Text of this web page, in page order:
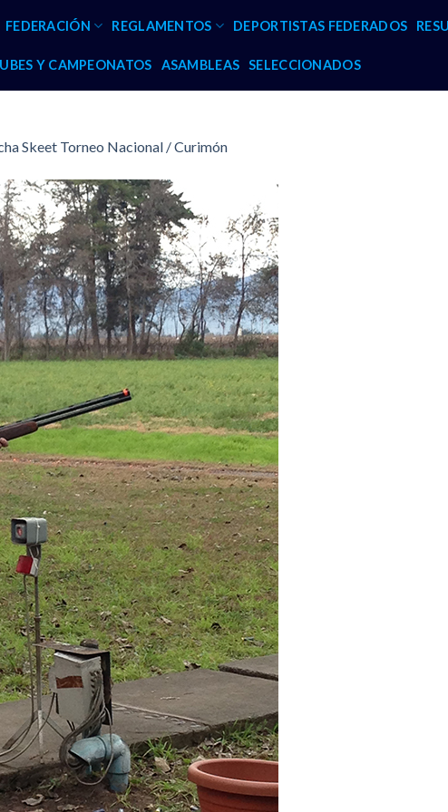
FEDERACIÓN REGLAMENTOS DEPORTISTAS FEDERADOS
Y CAMPEONATOS ASAMBLEAS SELECCIONADOS
Skeet Torneo Nacional / Curimón